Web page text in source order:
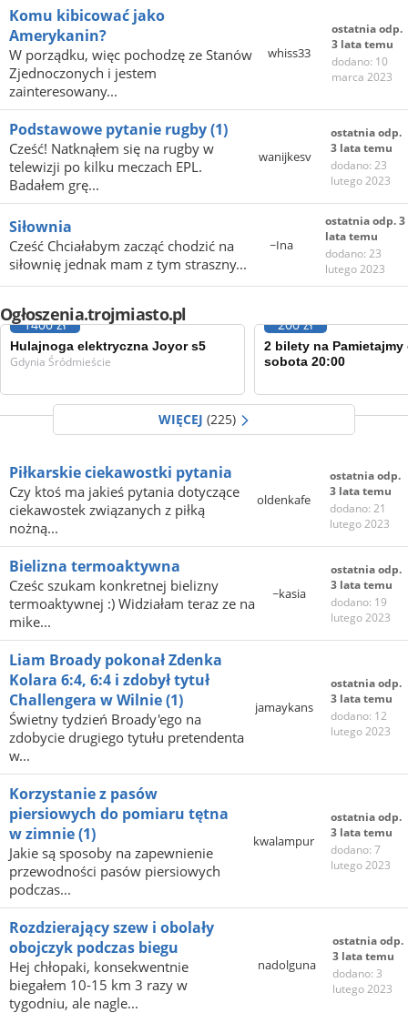
Komu kibicować jako
Amerykanin?
W porządku, więc pochodzę ze Stanów
Zjednoczonych i jestem
zainteresowany...
whiss33
ostatnia odp.
3 lata temu
dodano: 10
marca 2023
Podstawowe pytanie rugby(1)
Cześć! Natknąłem się na rugby w
telewizji po kilku meczach EPL.
Badałem grę...
wanijkesv
ostatnia odp.
3 lata temu
dodano: 23
lutego 2023
Siłownia
Cześć Chciałabym zacząć chodzić na
siłownię jednak mam z tym straszny...
~Ina
ostatnia odp. 3
lata temu
dodano: 23
lutego 2023
Ogłoszenia.trojmiasto.pl
Hulajnoga elektryczna Joyor s5
1400 zł
Gdynia Śródmieście
2 bilety na Pamietajmy
sobota 20:00
200 zł
WIĘCEJ (225)
Piłkarskie ciekawostki pytania
Czy ktoś ma jakieś pytania dotyczące
ciekawostek związanych z piłką
nożną...
oldenkafe
ostatnia odp.
3 lata temu
dodano: 21
lutego 2023
Bielizna termoaktywna
Cześc szukam konkretnej bielizny
termoaktywnej :) Widziałam teraz ze na
mike...
~kasia
ostatnia odp.
3 lata temu
dodano: 19
lutego 2023
Liam Broady pokonał Zdenka
Kolara 6:4, 6:4 i zdobył tytuł
Challengera w Wilnie(1)
Świetny tydzień Broady'ego na
zdobycie drugiego tytułu pretendenta
w...
jamaykans
ostatnia odp.
3 lata temu
dodano: 12
lutego 2023
Korzystanie z pasów
piersiowych do pomiaru tętna
w zimnie(1)
Jakie są sposoby na zapewnienie
przewodności pasów piersiowych
podczas...
kwalampur
ostatnia odp.
3 lata temu
dodano: 7
lutego 2023
Rozdzierający szew i obolały
obojczyk podczas biegu
Hej chłopaki, konsekwentnie
biegałem 10-15 km 3 razy w
tygodniu, ale nagle...
nadolguna
ostatnia odp.
3 lata temu
dodano: 3
lutego 2023